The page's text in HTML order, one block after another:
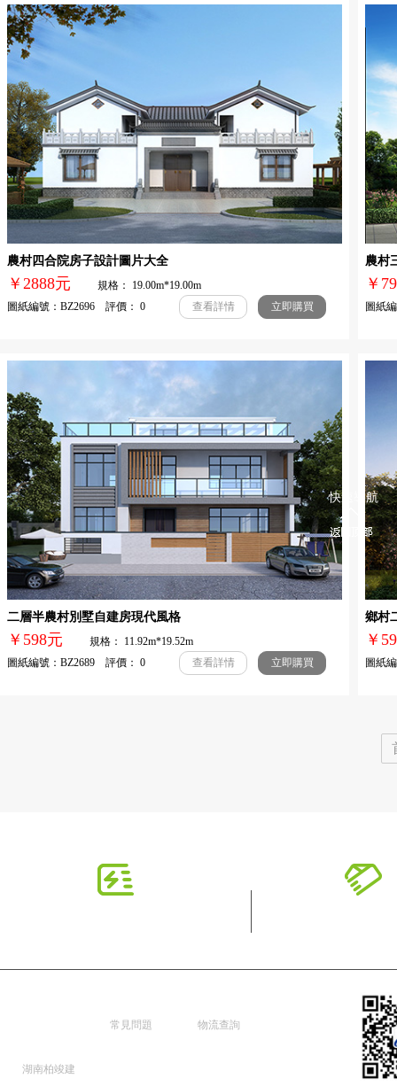
農村四合院房子設計圖片大全
￥2888元
規格： 19.00m*19.00m
圖紙編號：BZ2696 評價： 0
查看詳情 立即購買
農村
￥
圖紙編
二層半農村別墅自建房現代風格
￥598元
規格： 11.92m*19.52m
圖紙編號：BZ2689 評價： 0
查看詳情 立即購買
鄉村
￥
圖紙編
湖南柏竣建
常見問題 物流查詢
快速導航